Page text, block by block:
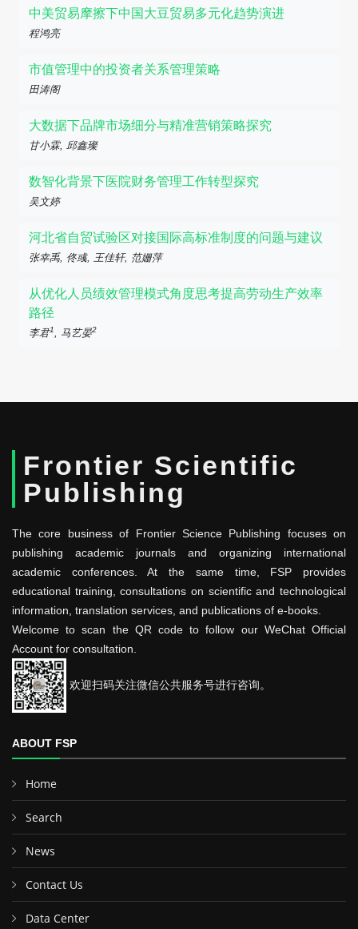
中美贸易摩擦下中国大豆贸易多元化趋势演进
程鸿亮
市值管理中的投资者关系管理策略
田涛阁
大数据下品牌市场细分与精准营销策略探究
甘小霖, 邱鑫璨
数智化背景下医院财务管理工作转型探究
吴文婷
河北省自贸试验区对接国际高标准制度的问题与建议
张幸禹, 佟彧, 王佳轩, 范姗萍
从优化人员绩效管理模式角度思考提高劳动生产效率
路径
李君1, 马艺晏2
Frontier Scientific
Publishing
The core business of Frontier Science Publishing focuses on
publishing academic journals and organizing international
academic conferences. At the same time, FSP provides
educational training, consultations on scientific and technological
information, translation services, and publications of e-books.
Welcome to scan the QR code to follow our WeChat Official
Account for consultation.
欢迎扫码关注微信公共服务号进行咨询。
ABOUT FSP
Home
Search
News
Contact Us
Data Center